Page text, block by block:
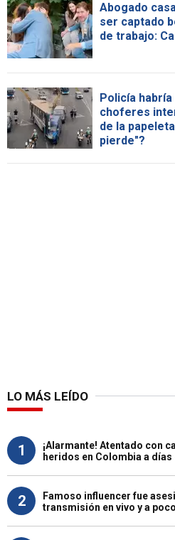
Abogado
ser captado
de trabajo:
Policía
choferes
de la
pierde"?
LO MÁS LEÍDO
1
¡Alarmante! Atentado con
heridos en Colombia a
2
Famoso influencer fue
transmisión en vivo y a